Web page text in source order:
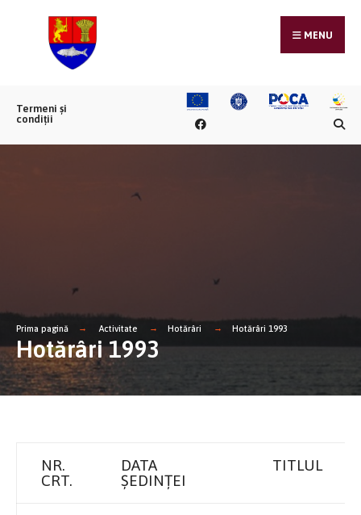
MENU
Termeni și
condiții
Prima pagină Activitate Hotărâri Hotărâri 1993
Hotărâri 1993
NR.
CRT.
DATA
ȘEDINȚEI
TITLUL